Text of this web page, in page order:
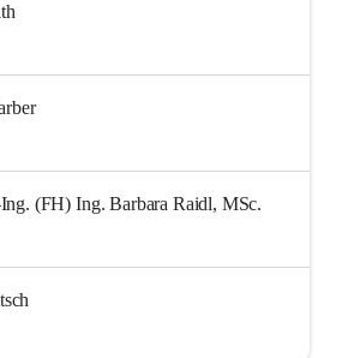
(FH) Ing. Barbara Raidl, MSc.